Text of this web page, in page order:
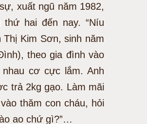
xuất ngũ năm 1982,
hai đến nay. “Níu
Kim Sơn, sinh năm
theo gia đình vào
cơ cực lắm. Anh
trả 2kg gạo. Làm mãi
thăm con cháu, hỏi
ao chứ gì?”…